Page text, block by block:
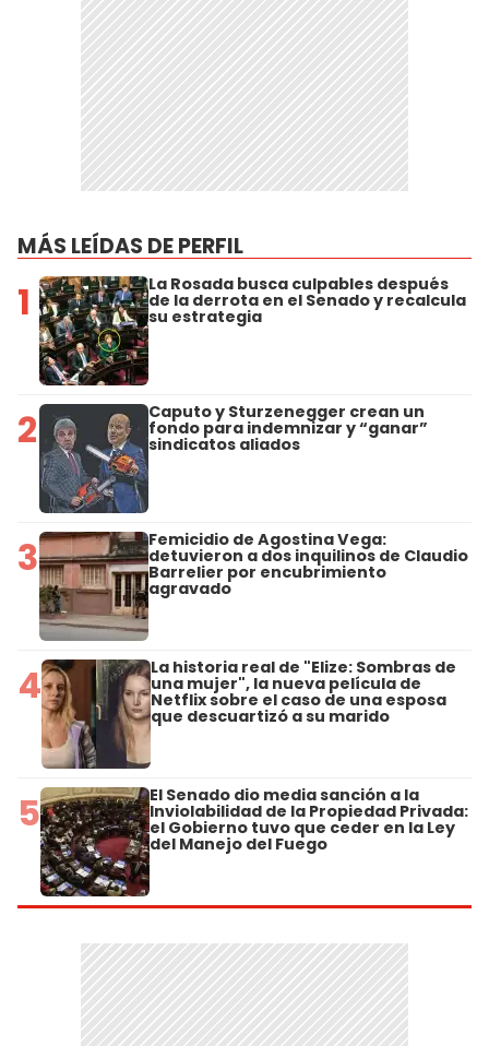
MÁS LEÍDAS DE PERFIL
1 La Rosada busca culpables después
de la derrota en el Senado y recalcula
su estrategia
2 Caputo y Sturzenegger crean un
fondo para indemnizar y “ganar”
sindicatos aliados
3 Femicidio de Agostina Vega:
detuvieron a dos inquilinos de Claudio
Barrelier por encubrimiento
agravado
4 La historia real de "Elize: Sombras de
una mujer", la nueva película de
Netflix sobre el caso de una esposa
que descuartizó a su marido
5 El Senado dio media sanción a la
Inviolabilidad de la Propiedad Privada:
el Gobierno tuvo que ceder en la Ley
del Manejo del Fuego